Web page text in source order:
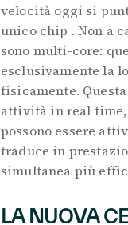
velocità oggi si
unico chip . Non a
sono multi-core:
esclusivamente la
fisicamente.
attività in real time,
possono essere
traduce in
simultanea più
LA NUOVA